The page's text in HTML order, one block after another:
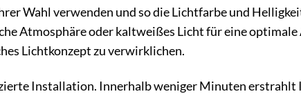
Wahl verwenden und so die Lichtfarbe und
Atmosphäre oder kaltweißes Licht für eine
Lichtkonzept zu verwirklichen.
Installation. Innerhalb weniger Minuten erstrahlt